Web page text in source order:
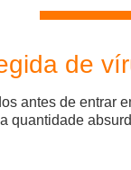
de
antes de